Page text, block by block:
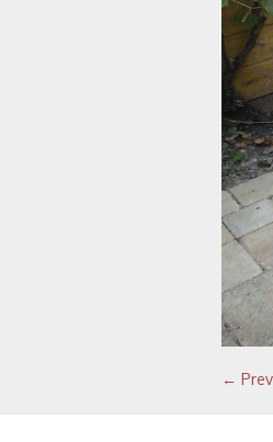
←